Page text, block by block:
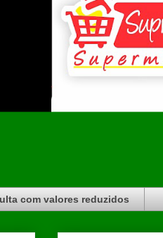
com valores reduzidos